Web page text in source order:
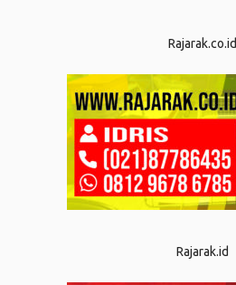
Rajarak.co.id
Rajarak.id